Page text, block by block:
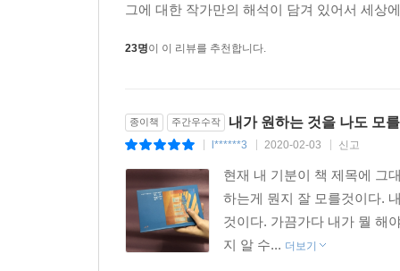
그에 대한 작가만의 해석이 담겨 있어서 세상
23명이 이 리뷰를 추천합니다.
종이책 주간우수작 내가 원하는 것을 나도 모
l******3 2020-02-03 신고
현재 내 기분이 책 제목에 그
하는게 뭔지 잘 모를것이다.
것이다. 가끔가다 내가 뭘 해
지 알 수... 더보기